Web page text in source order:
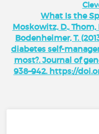
What Is the
Moskowitz, D., Thom,
Bodenheimer, T.
diabetes self-
most?. Journal of
938–942. https://